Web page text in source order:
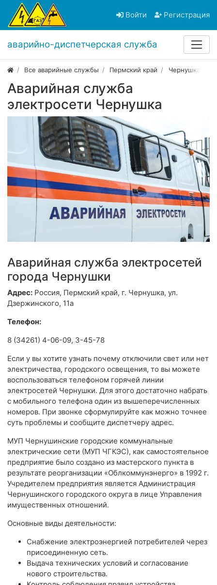
Войти Регистрация
аварийно-диспетчерская служба
Все аварийные службы Пермский край Чернушка
Аварийная служба
электросети Чернушка
Аварийная служба электросетей
города Чернушки
Адрес: Россия, Пермский край, г. Чернушка, ул.
Дзержинского, 11а
Телефон:
8 (34261) 4-06-09, 3-45-78
Если у вы хотите узнать почему отключили свет или нет
электричества, городского освещения, то вы можете
воспользоваться телефоном горячей линии
электросетей Чернушки. Для этого достаточно набрать
с мобильного телефона один из вышеперечисленных
номеров. При звонке сформулируйте как можно точнее
суть проблемы и сообщите диспетчеру адрес.
МУП Чернушинские городские коммунальные
электрические сети (МУП ЧГКЭС), как самостоятельное
предприятие было создано из мастерского пункта в
результате реорганизации «Облкоммунэнерго» в 1992 г.
Учредителем предприятия является Администрация
Чернушинского городского округа в лице Управления
имущественных отношений.
Основные виды деятельности:
Снабжение электроэнергией потребителей через
присоединенную сеть.
Выдача технических условий и согласование
нового строительства.